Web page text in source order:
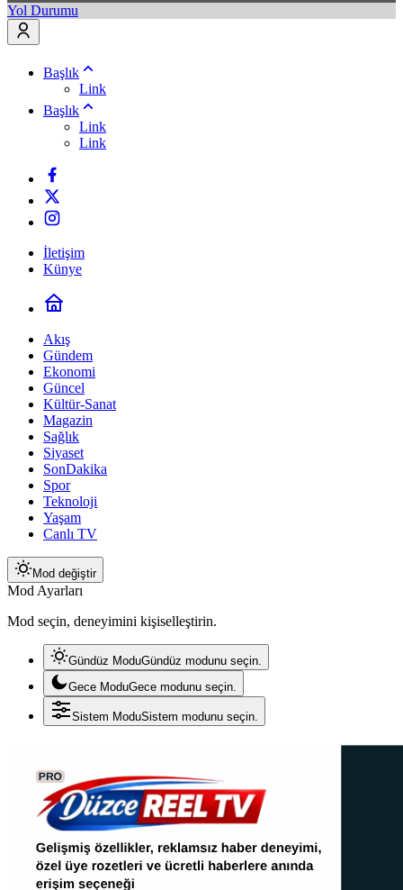
Yol Durumu
Başlık
Link
Başlık
Link
Link
İletişim
Künye
Akış
Gündem
Ekonomi
Güncel
Kültür-Sanat
Magazin
Sağlık
Siyaset
SonDakika
Spor
Teknoloji
Yaşam
Canlı TV
Mod değiştir
Mod Ayarları
Mod seçin, deneyimini kişiselleştirin.
Gündüz ModuGündüz modunu seçin.
Gece ModuGece modunu seçin.
Sistem ModuSistem modunu seçin.